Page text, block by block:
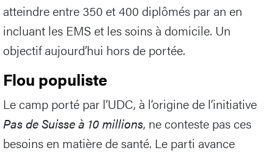
atteindre entre 350 et 400 diplômés par an en
incluant les EMS et les soins à domicile. Un
objectif aujourd’hui hors de portée.
Flou populiste
Le camp porté par l’UDC, à l’origine de l’initiative
Pas de Suisse à 10 millions, ne conteste pas ces
besoins en matière de santé. Le parti avance